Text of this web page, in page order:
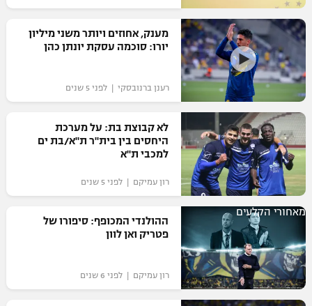
מענק, אחוזים ויותר משני מיליון
יורו: סוכמה עסקת יונתן כהן
רענן ברנובסקי | לפני 5 שנים
לא קבוצת בת: על מערכת
היחסים בין בית"ר ת"א/בת ים
למכבי ת"א
רון עמיקם | לפני 5 שנים
מאחורי הקלעים
ההולנדי המכופף: סיפורו של
פטריק ואן לוון
רון עמיקם | לפני 6 שנים